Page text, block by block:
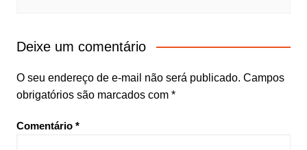
Deixe um comentário
O seu endereço de e-mail não será publicado. Campos
obrigatórios são marcados com *
Comentário *